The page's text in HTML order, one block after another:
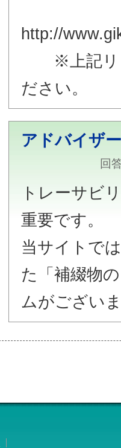
http://
※上記リン
ださい。
アドバイザー
回
トレーサビ
重要です。
当サイトで
た「補綴物
ムがござい